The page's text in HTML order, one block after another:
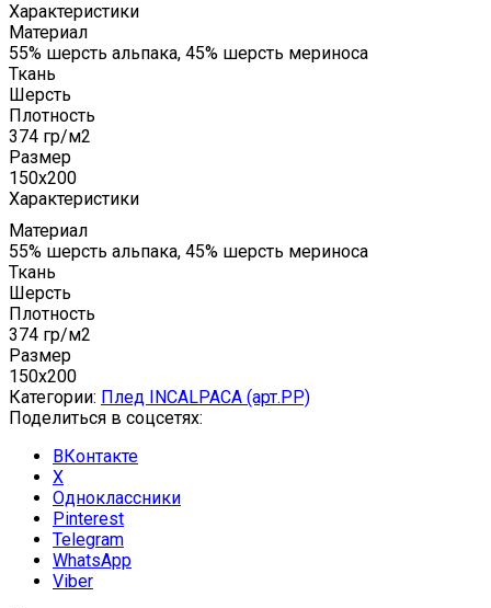
Характеристики
Материал
55% шерсть альпака, 45% шерсть мериноса
Ткань
Шерсть
Плотность
374 гр/м2
Размер
150x200
Характеристики
Материал
55% шерсть альпака, 45% шерсть мериноса
Ткань
Шерсть
Плотность
374 гр/м2
Размер
150x200
Категории: Плед INCALPACA (арт.PP)
Поделиться в соцсетях:
ВКонтакте
X
Одноклассники
Pinterest
Telegram
WhatsApp
Viber